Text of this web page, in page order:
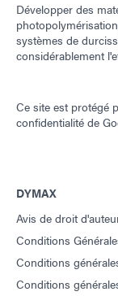
Développer des
systèmes de
considérablement
Ce site est protégé
confidentialité de
DYMAX
Avis de droit
Conditions
Conditions
Conditions